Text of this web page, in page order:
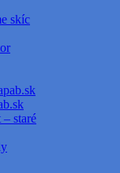
skíc
staré